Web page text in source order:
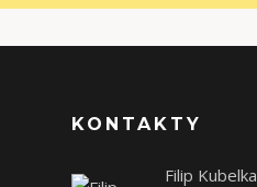
KONTAKTY
Filip Kubelka